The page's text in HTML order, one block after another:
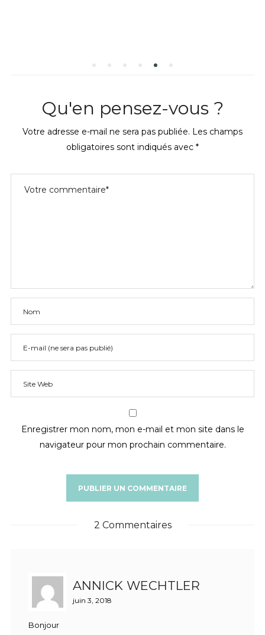
Qu'en pensez-vous ?
Votre adresse e-mail ne sera pas publiée. Les champs
obligatoires sont indiqués avec *
Enregistrer mon nom, mon e-mail et mon site dans le
navigateur pour mon prochain commentaire.
2 Commentaires
ANNICK WECHTLER
juin 3, 2018
Bonjour